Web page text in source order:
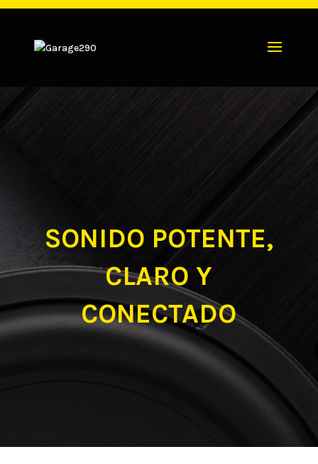
SONIDO POTENTE,
CLARO Y
CONECTADO